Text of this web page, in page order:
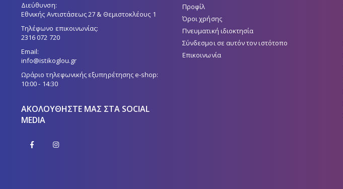
Διεύθυνση:
Εθνικής Αντιστάσεως 27 & Θεμιστοκλέους 1
Τηλέφωνο επικοινωνίας:
2316 072 720
Email:
info@istikoglou.gr
Ωράριο τηλεφωνικής εξυπηρέτησης e-shop:
10:00 - 14:30
ΑΚΟΛΟΥΘΉΣΤΕ ΜΑΣ ΣΤΑ SOCIAL
MEDIA
Προφίλ
Όροι χρήσης
Πνευματική ιδιοκτησία
Σύνδεσμοι σε αυτόν τον ιστότοπο
Επικοινωνία